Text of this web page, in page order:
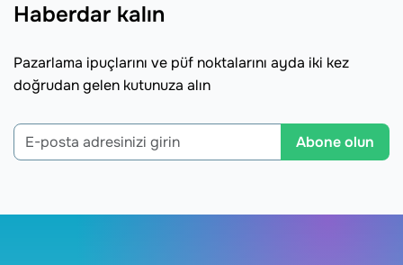
Haberdar kalın
Pazarlama ipuçlarını ve püf noktalarını ayda iki kez
doğrudan gelen kutunuza alın
Abone olun